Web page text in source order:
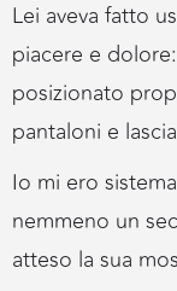
Lei aveva fatto
piacere e
posizionato
pantaloni e
Io mi ero
nemmeno un
atteso la sua